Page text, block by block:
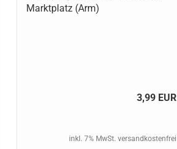
Marktplatz (Arm)
3,99 EUR
inkl. 7% MwSt. versandkostenfrei